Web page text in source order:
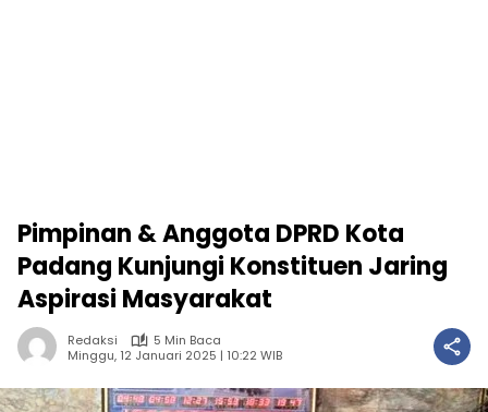
Pimpinan & Anggota DPRD Kota
Padang Kunjungi Konstituen Jaring
Aspirasi Masyarakat
Redaksi
5 Min Baca
Minggu, 12 Januari 2025 | 10:22 WIB